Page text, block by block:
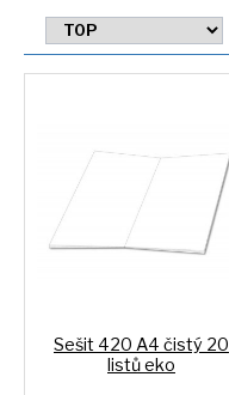
Sešit 420 A4 čistý 20
listů eko